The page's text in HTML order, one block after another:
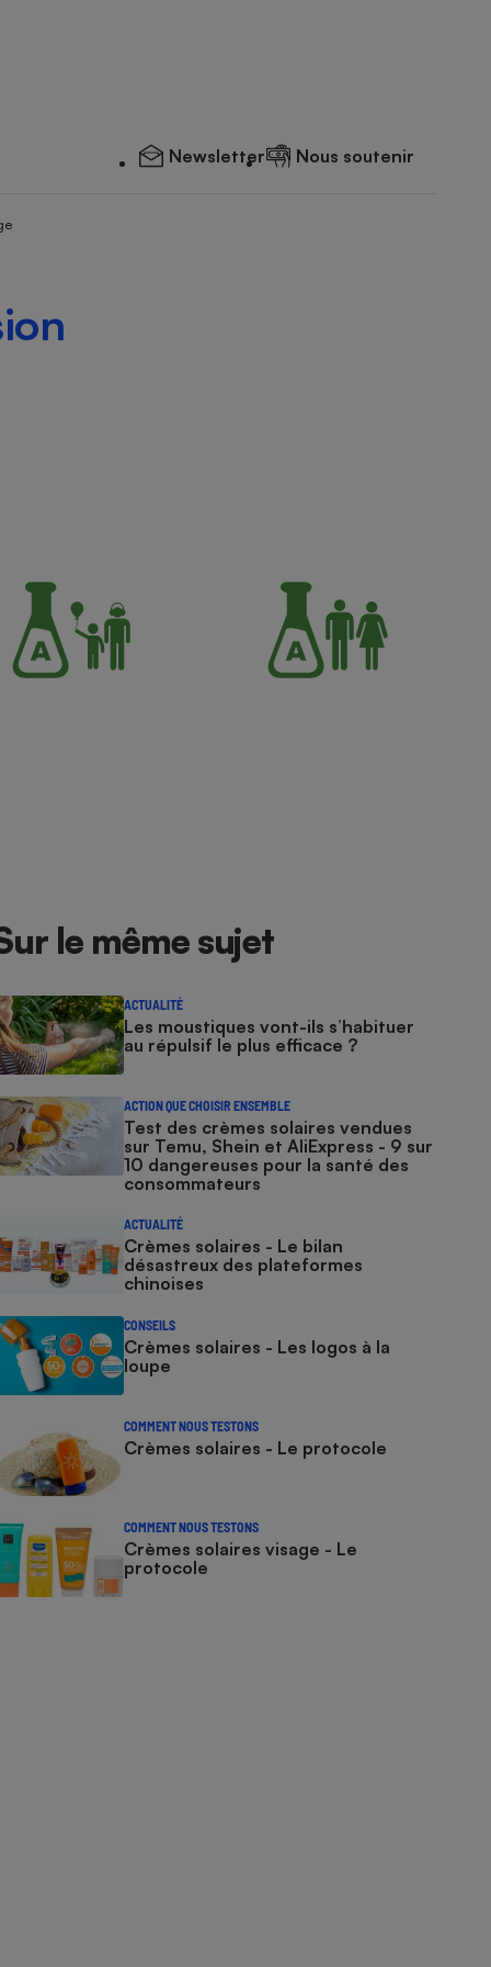
Newsletter Nous soutenir
le même sujet
ACTUALITÉ
Les moustiques vont-ils s’habituer
au répulsif le plus efficace ?
ACTION QUE CHOISIR ENSEMBLE
Test des crèmes solaires vendues
sur Temu, Shein et AliExpress - 9 sur
10 dangereuses pour la santé des
consommateurs
ACTUALITÉ
Crèmes solaires - Le bilan
désastreux des plateformes
chinoises
CONSEILS
Crèmes solaires - Les logos à la
loupe
COMMENT NOUS TESTONS
Crèmes solaires - Le protocole
COMMENT NOUS TESTONS
Crèmes solaires visage - Le
protocole